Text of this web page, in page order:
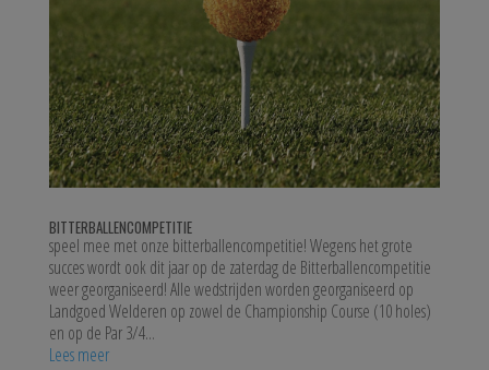
BITTERBALLENCOMPETITIE
speel mee met onze bitterballencompetitie! Wegens het grote
succes wordt ook dit jaar op de zaterdag de Bitterballencompetitie
weer georganiseerd! Alle wedstrijden worden georganiseerd op
Landgoed Welderen op zowel de Championship Course (10 holes)
en op de Par 3/4...
Lees meer